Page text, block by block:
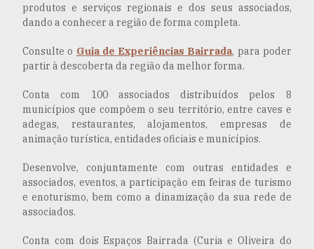
produtos e serviços regionais e dos seus associados,
dando a conhecer a região de forma completa.
Consulte o Guia de Experiências Bairrada, para poder
partir à descoberta da região da melhor forma.
Conta com 100 associados distribuídos pelos 8
municípios que compõem o seu território, entre caves e
adegas, restaurantes, alojamentos, empresas de
animação turística, entidades oficiais e municípios.
Desenvolve, conjuntamente com outras entidades e
associados, eventos, a participação em feiras de turismo
e enoturismo, bem como a dinamização da sua rede de
associados.
Conta com dois Espaços Bairrada (Curia e Oliveira do